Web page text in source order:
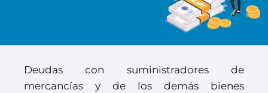
Deudas con suministradores de
mercancías y de los demás bienes